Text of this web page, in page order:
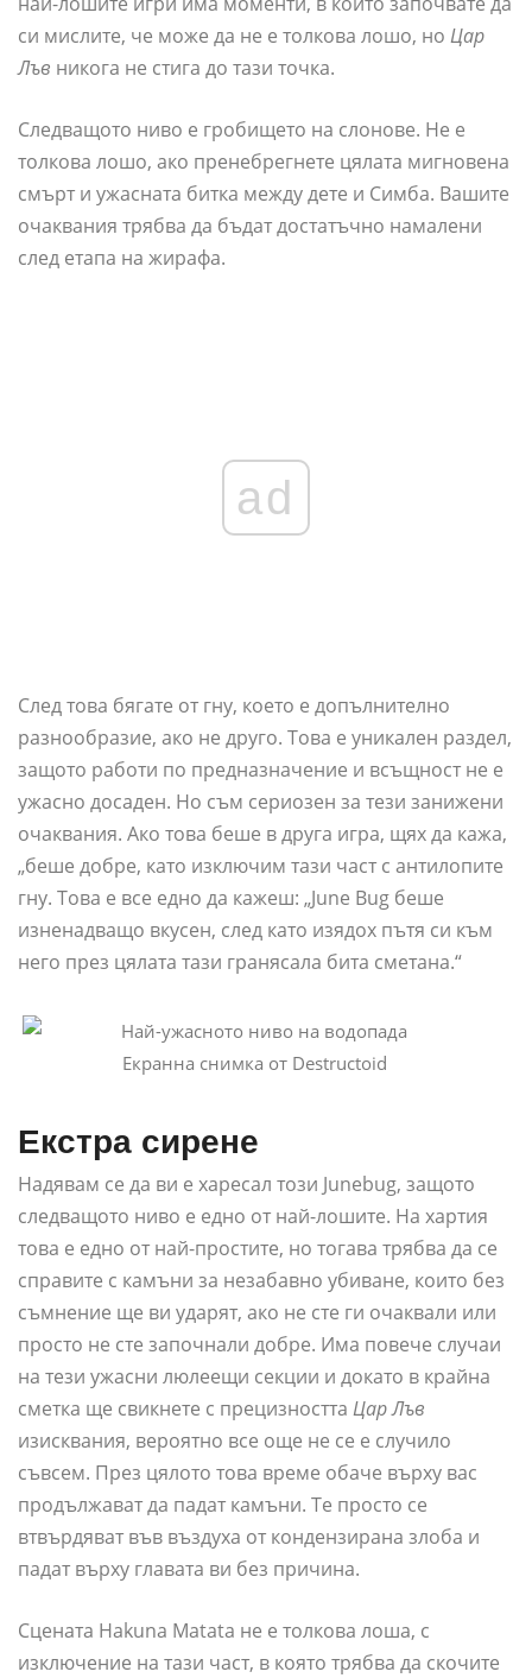
си мислите, че може да не е толкова лошо, но Цар
Лъв никога не стига до тази точка.
Следващото ниво е гробището на слонове. Не е
толкова лошо, ако пренебрегнете цялата мигновена
смърт и ужасната битка между дете и Симба. Вашите
очаквания трябва да бъдат достатъчно намалени
след етапа на жирафа.
ad
След това бягате от гну, което е допълнително
разнообразие, ако не друго. Това е уникален раздел,
защото работи по предназначение и всъщност не е
ужасно досаден. Но съм сериозен за тези занижени
очаквания. Ако това беше в друга игра, щях да кажа,
„беше добре, като изключим тази част с антилопите
гну. Това е все едно да кажеш: „June Bug беше
изненадващо вкусен, след като изядох пътя си към
него през цялата тази гранясала бита сметана.“
Екранна снимка от Destructoid
Екстра сирене
Надявам се да ви е харесал този Junebug, защото
следващото ниво е едно от най-лошите. На хартия
това е едно от най-простите, но тогава трябва да се
справите с камъни за незабавно убиване, които без
съмнение ще ви ударят, ако не сте ги очаквали или
просто не сте започнали добре. Има повече случаи
на тези ужасни люлеещи секции и докато в крайна
сметка ще свикнете с прецизността Цар Лъв
изисквания, вероятно все още не се е случило
съвсем. През цялото това време обаче върху вас
продължават да падат камъни. Те просто се
втвърдяват във въздуха от кондензирана злоба и
падат върху главата ви без причина.
Сцената Hakuna Matata не е толкова лоша, с
изключение на тази част, в която трябва да скочите